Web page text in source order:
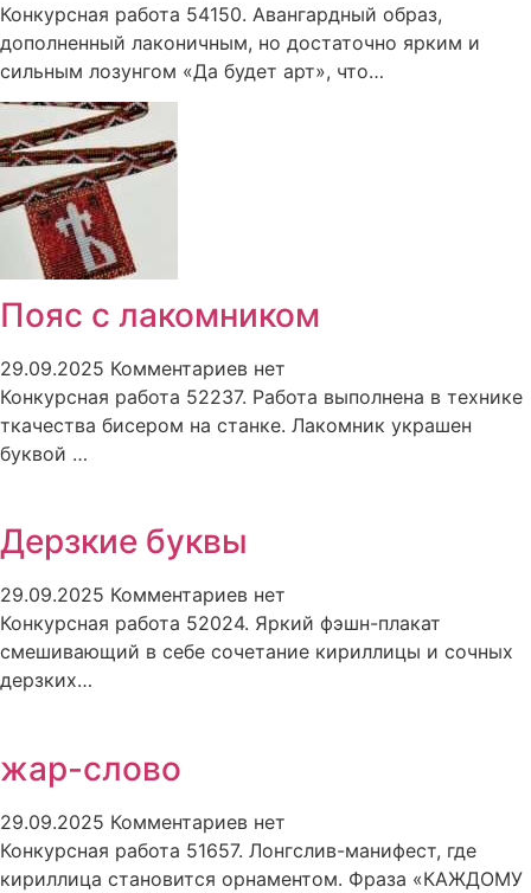
Конкурсная работа 54150. Авангардный образ,
дополненный лаконичным, но достаточно ярким и
сильным лозунгом «Да будет арт», что…
Пояс с лакомником
29.09.2025 Комментариев нет
Конкурсная работа 52237. Работа выполнена в технике
ткачества бисером на станке. Лакомник украшен
буквой …
Дерзкие буквы
29.09.2025 Комментариев нет
Конкурсная работа 52024. Яркий фэшн-плакат
смешивающий в себе сочетание кириллицы и сочных
дерзких…
жар-слово
29.09.2025 Комментариев нет
Конкурсная работа 51657. Лонгслив-манифест, где
кириллица становится орнаментом. Фраза «КАЖДОМУ